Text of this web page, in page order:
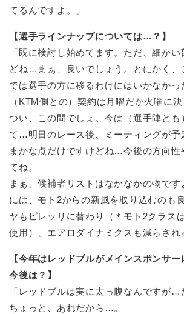
てるんですよ。」
【選手ラインナップについては…？】
「既に検討し始めてます。ただ、細か
どね…まぁ、良いでしょう。とにかく、
では選手の方に移るわけにはいかなかっ
（KTM側との）契約は月曜だか火曜に
つい、この間でしょ。今は（選手陣とも
て…明日のレース後、ミーティングが予
まかな点だけですけどね…今後の方向性
てね。
まぁ、候補者リストはなかなかの物で
には、モト2からの新風を取り込むのも
ヤもピレッリに替わり（＊モト2クラス
使用）、エアロダイナミクスも減らされ
【今年はレッドブルがメインスポンサ
今後は？】
「レッドブルは実に太っ腹なんですが…
ちょっと、あれだから…。